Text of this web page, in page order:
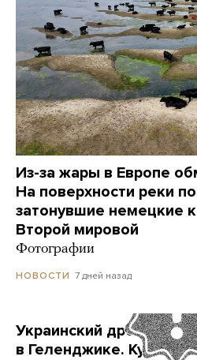
Из-за жары в Европе
На поверхности реки
затонувшие немецкие
Второй мировой
Фотографии
НОВОСТИ 7 дней назад
Украинский дрон
в Геленджике. Куда он